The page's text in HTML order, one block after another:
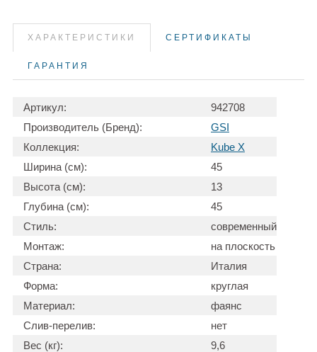
ХАРАКТЕРИСТИКИ СЕРТИФИКАТЫ
ГАРАНТИЯ
Артикул:
942708
Производитель (Бренд):
GSI
Коллекция:
Kube X
Ширина (см):
45
Высота (см):
13
Глубина (см):
45
Стиль:
современный
Монтаж:
на плоскость
Страна:
Италия
Форма:
круглая
Материал:
фаянс
Слив-перелив:
нет
Вес (кг):
9,6